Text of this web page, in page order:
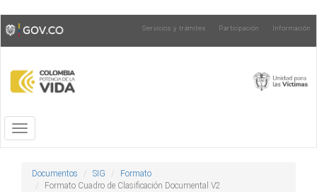
Pasar
al
contenido
Toggle
high
contrast
Servicios y trámites Participación Información
Toggle
navigation
Documentos SIG
Formato
Formato Cuadro de Clasificación Documental V2